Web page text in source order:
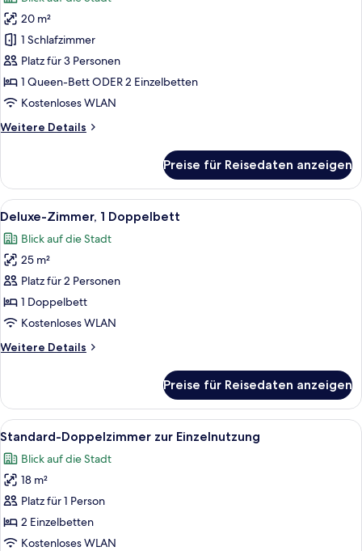
Superior-
Zimmer
anzeigen
20 m²
1 Schlafzimmer
Platz für 3 Personen
1 Queen-Bett ODER 2 Einzelbetten
Kostenloses WLAN
Weitere Details
Weitere
Zimmer
Preise für Reisedaten anzeigen
Alle
Fotos
für
Deluxe-
Zimmer,
1
Doppelbett
Ein geräumiges Schlafzimmer mit
14
Deluxe-Zimmer, 1 Doppelbett
Blick auf die Stadt
25 m²
Platz für 2 Personen
1 Doppelbett
Kostenloses WLAN
Weitere Details
Weitere
Zimmer,
Doppelbett
Preise für Reisedaten anzeigen
Alle
Fotos
für
Standard-
Doppelzimmer
zur
Einzelnutzung
Ein Hotelzimmer mit einem großen
6
Standard-Doppelzimmer zur Einzelnutzung
Blick auf die Stadt
18 m²
Platz für 1 Person
2 Einzelbetten
Kostenloses WLAN